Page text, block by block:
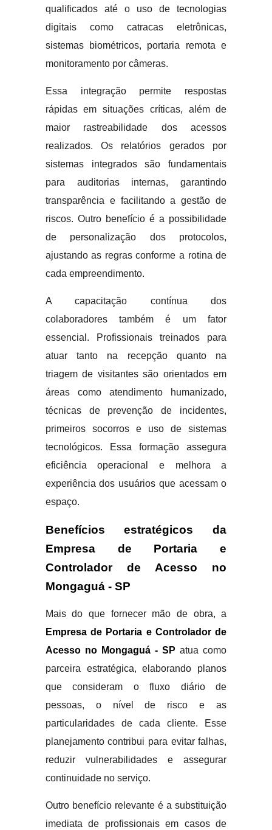
qualificados até o uso de tecnologias
digitais como catracas eletrônicas,
sistemas biométricos, portaria remota e
monitoramento por câmeras.
Essa integração permite respostas
rápidas em situações críticas, além de
maior rastreabilidade dos acessos
realizados. Os relatórios gerados por
sistemas integrados são fundamentais
para auditorias internas, garantindo
transparência e facilitando a gestão de
riscos. Outro benefício é a possibilidade
de personalização dos protocolos,
ajustando as regras conforme a rotina de
cada empreendimento.
A capacitação contínua dos
colaboradores também é um fator
essencial. Profissionais treinados para
atuar tanto na recepção quanto na
triagem de visitantes são orientados em
áreas como atendimento humanizado,
técnicas de prevenção de incidentes,
primeiros socorros e uso de sistemas
tecnológicos. Essa formação assegura
eficiência operacional e melhora a
experiência dos usuários que acessam o
espaço.
Benefícios estratégicos da
Empresa de Portaria e
Controlador de Acesso no
Mongaguá - SP
Mais do que fornecer mão de obra, a
Empresa de Portaria e Controlador de
Acesso no Mongaguá - SP atua como
parceira estratégica, elaborando planos
que consideram o fluxo diário de
pessoas, o nível de risco e as
particularidades de cada cliente. Esse
planejamento contribui para evitar falhas,
reduzir vulnerabilidades e assegurar
continuidade no serviço.
Outro benefício relevante é a substituição
imediata de profissionais em casos de